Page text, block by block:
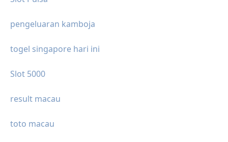
pengeluaran kamboja
togel singapore hari ini
Slot 5000
result macau
toto macau